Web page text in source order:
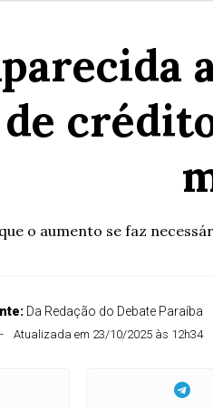
o aumento se faz
Da Redação do Debate Paraíba
Atualizada em 23/10/2025 às 12h34